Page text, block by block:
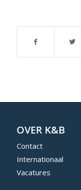
OVER K&B
Contact
Internationaal
Vacatures